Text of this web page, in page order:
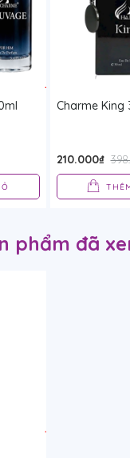
Charme King
210.000₫
phẩm đã